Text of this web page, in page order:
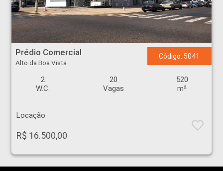
Prédio Comercial - Alto da Boa Vista - Ribeirão Preto
Prédio Comercial
Alto da Boa Vista
Código: 5041
2
W.C.
20
Vagas
520
m²
Locação
R$ 16.500,00